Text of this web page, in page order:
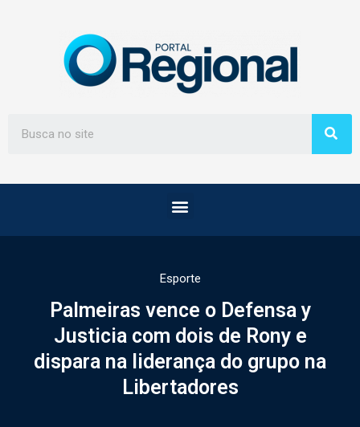
Esporte
Palmeiras vence o Defensa y
Justicia com dois de Rony e
dispara na liderança do grupo na
Libertadores